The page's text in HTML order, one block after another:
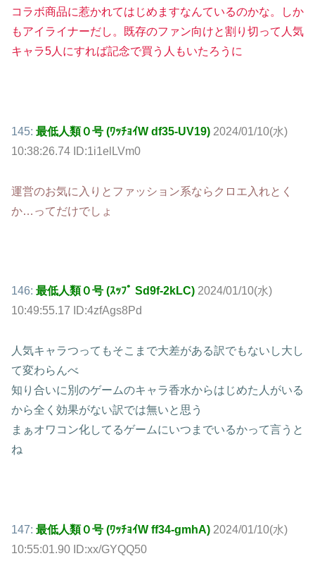
コラボ商品に惹かれてはじめますなんているのかな。しか
もアイライナーだし。既存のファン向けと割り切って人気
キャラ5人にすれば記念で買う人もいたろうに
145: 最低人類０号 (ﾜｯﾁｮｲW df35-UV19) 2024/01/10(水)
10:38:26.74 ID:1i1elLVm0
運営のお気に入りとファッション系ならクロエ入れとく
か…ってだけでしょ
146: 最低人類０号 (ｽｯﾌﾟ Sd9f-2kLC) 2024/01/10(水)
10:49:55.17 ID:4zfAgs8Pd
人気キャラつってもそこまで大差がある訳でもないし大し
て変わらんべ
知り合いに別のゲームのキャラ香水からはじめた人がいる
から全く効果がない訳では無いと思う
まぁオワコン化してるゲームにいつまでいるかって言うと
ね
147: 最低人類０号 (ﾜｯﾁｮｲW ff34-gmhA) 2024/01/10(水)
10:55:01.90 ID:xx/GYQQ50